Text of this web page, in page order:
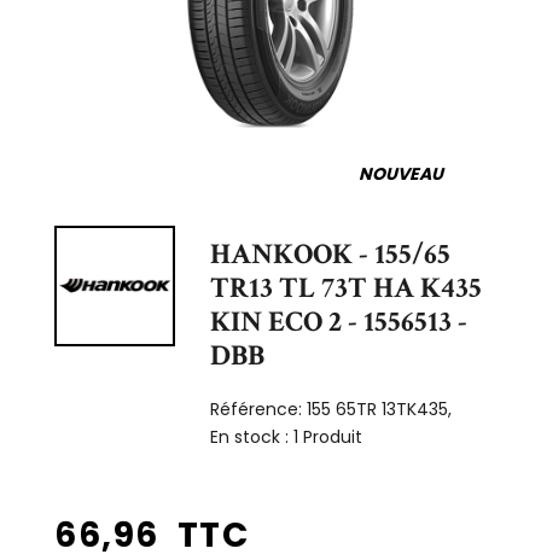
NOUVEAU
HANKOOK - 155/65
TR13 TL 73T HA K435
KIN ECO 2 - 1556513 -
DBB
Référence:155 65TR 13TK435,
En stock :1 Produit
66,96 TTC